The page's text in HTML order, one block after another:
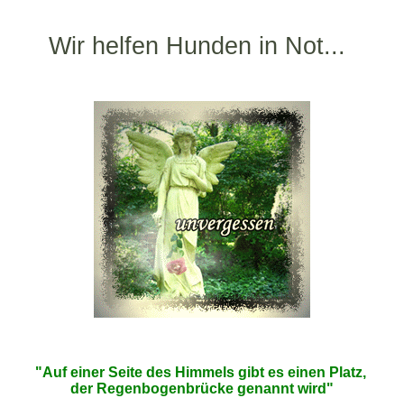
Wir helfen Hunden in Not...
"Auf einer Seite des Himmels gibt es einen Platz,
der Regenbogenbrücke genannt wird"